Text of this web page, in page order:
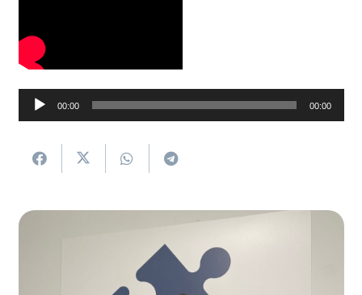
Soinu
erreproduzigailua
00:00 00:00